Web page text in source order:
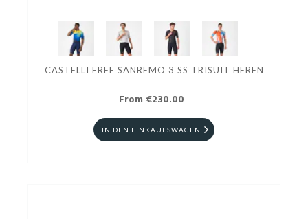
CASTELLI FREE SANREMO 3 SS TRISUIT HEREN
From €230.00
IN DEN EINKAUFSWAGEN